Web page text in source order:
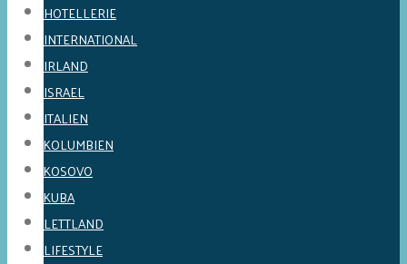
HOTELLERIE
INTERNATIONAL
IRLAND
ISRAEL
ITALIEN
KOLUMBIEN
KOSOVO
KUBA
LETTLAND
LIFESTYLE